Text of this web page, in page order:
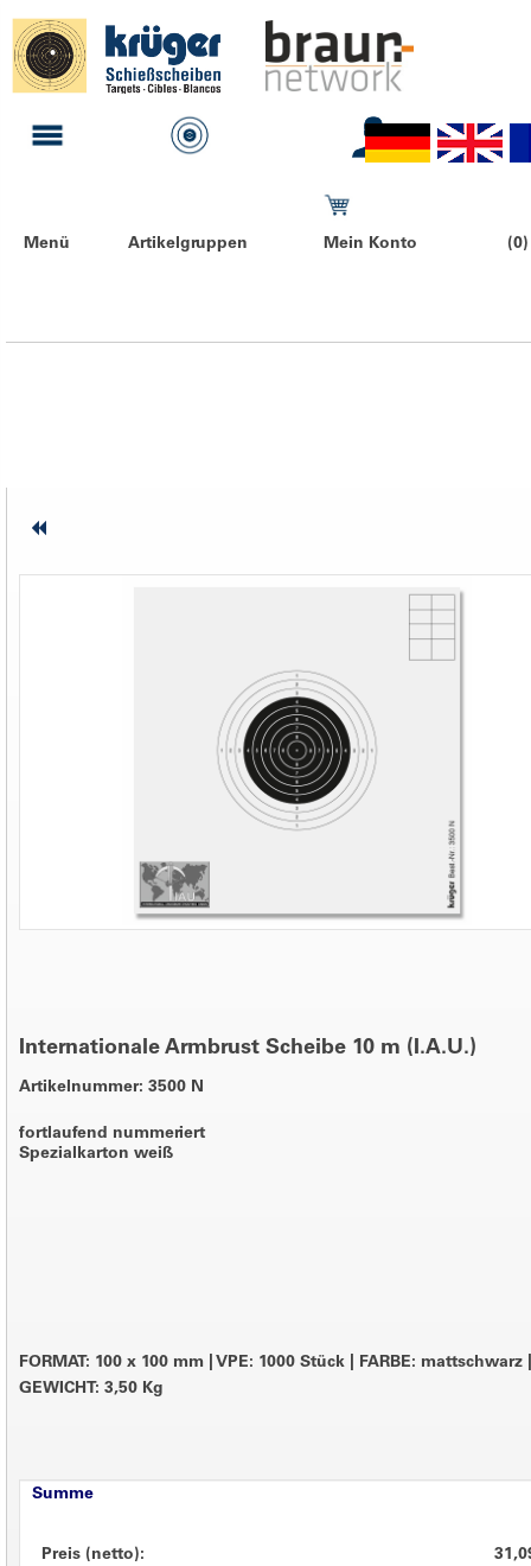
Menü Artikelgruppen Mein Konto
Internationale Armbrust Scheibe 10 m (I.A.U.)
Artikelnummer: 3500 N
fortlaufend nummeriert
Spezialkarton weiß
FORMAT: 100 x 100 mm VPE: 1000 Stück FARBE: mattschwarz
GEWICHT: 3,50 Kg
Summe
Preis (netto):